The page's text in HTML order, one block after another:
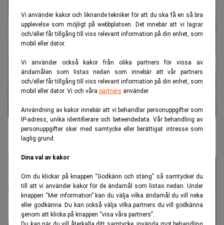
Vi använder kakor och liknande tekniker för att du ska få en så bra
upplevelse som möjligt på webbplatsen. Det innebär att vi lagrar
och/eller får tillgång till viss relevant information på din enhet, som
mobil eller dator.
Vi använder också kakor från olika partners för vissa av
ändamålen som listas nedan som innebär att vår partners
och/eller får tillgång till viss relevant information på din enhet, som
mobil eller dator. Vi och våra partners använder.
Användning av kakor innebär att vi behandlar personuppgifter som
IP-adress, unika identifierare och beteendedata. Vår behandling av
personuppgifter sker med samtycke eller berättigat intresse som
laglig grund.
Dina val av kakor
Om du klickar på knappen “Godkänn och stäng” så samtycker du
till att vi använder kakor för de ändamål som listas nedan. Under
knappen “Mer information” kan du välja vilka ändamål du vill neka
eller godkänna. Du kan också välja vilka partners du vill godkänna
genom att klicka på knappen “visa våra partners”.
Flera anmälningar mot revisorer i Oscar
Properties